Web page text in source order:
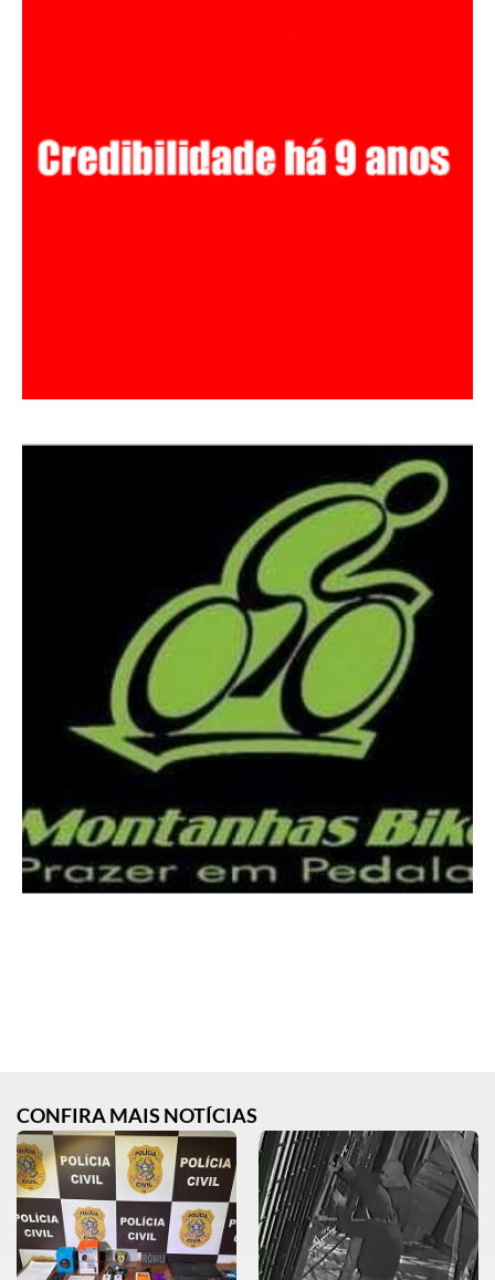
CONFIRA MAIS NOTÍCIAS